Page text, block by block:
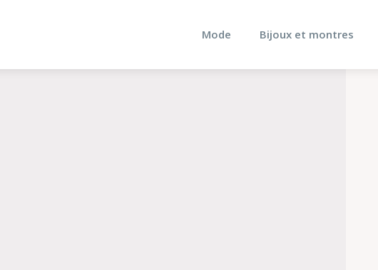
Mode Bijoux et montres